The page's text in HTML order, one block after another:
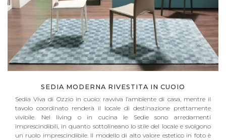
SEDIA MODERNA RIVESTITA IN CUOIO
Sedia Viva di Ozzio in cuoio: ravviva l’ambiente di casa, mentre il
tavolo coordinato renderà il locale di destinazione prettamente
vivibile. Nel living o in cucina le Sedie sono arredamenti
imprescindibili, in quanto sottolineano lo stile del locale e svolgono
un ruolo imprescindibile. Il modello di alto valore estetico in foto è